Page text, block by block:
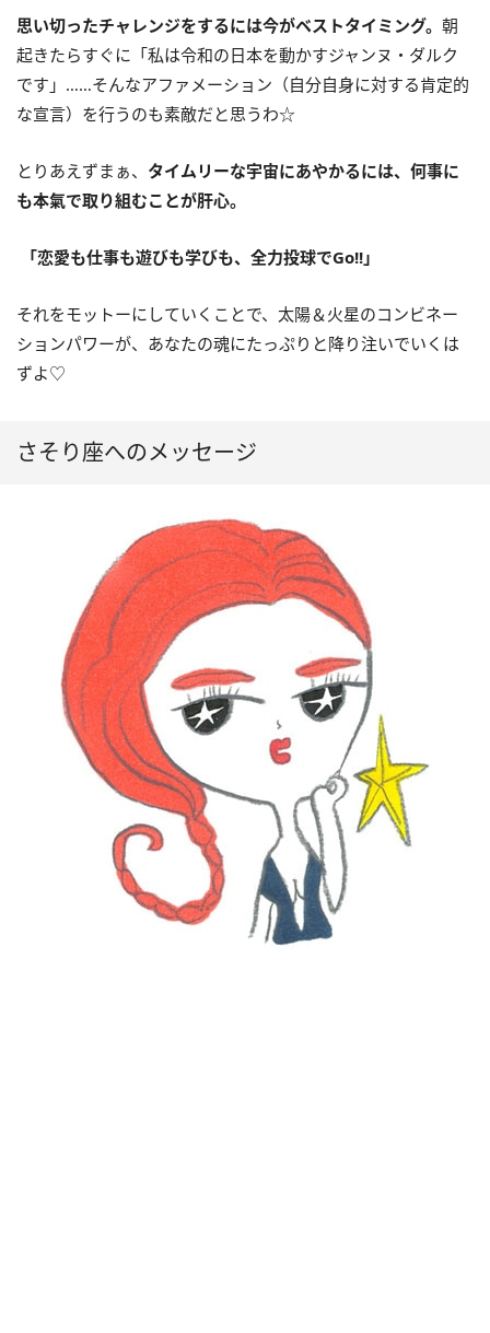
思い切ったチャレンジをするには今がベストタイミング。 朝
起きたらすぐに「私は令和の日本を動かすジャンヌ・ダルク
です」……そんなアファメーション（自分自身に対する肯定的
な宣言）を行うのも素敵だと思うわ☆
とりあえずまぁ、 タイムリーな宇宙にあやかるには、何事に
も本氣で取り組むことが肝心。
「恋愛も仕事も遊びも学びも、全力投球でGo!!」
それをモットーにしていくことで、太陽＆火星のコンビネー
ションパワーが、あなたの魂にたっぷりと降り注いでいくは
ずよ♡
さそり座へのメッセージ